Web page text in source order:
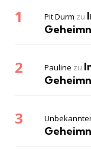
Pit Durm zu
Pauline zu